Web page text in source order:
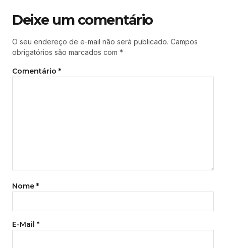
Deixe um comentário
O seu endereço de e-mail não será publicado. Campos
obrigatórios são marcados com *
Comentário *
Nome *
E-Mail *